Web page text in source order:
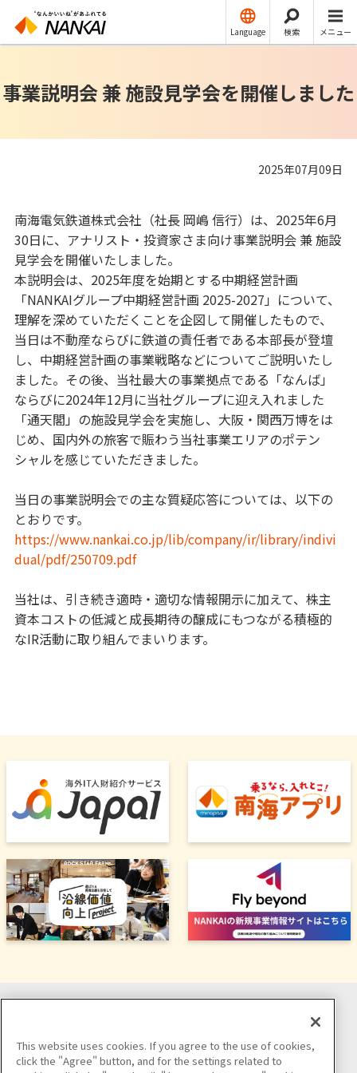
Language 検索 メニュー
IRニュース その他・お知らせ
事業説明会 兼 施設見学会を開催しました
2025年07月09日
南海電気鉄道株式会社（社長 岡嶋 信行）は、2025年6月
30日に、アナリスト・投資家さま向け事業説明会 兼 施設
見学会を開催いたしました。
本説明会は、2025年度を始期とする中期経営計画
「NANKAIグループ中期経営計画 2025-2027」について、
理解を深めていただくことを企図して開催したもので、
当日は不動産ならびに鉄道の責任者である本部長が登壇
し、中期経営計画の事業戦略などについてご説明いたし
ました。その後、当社最大の事業拠点である「なんば」
ならびに2024年12月に当社グループに迎え入れました
「通天閣」の施設見学会を実施し、大阪・関西万博をは
じめ、国内外の旅客で賑わう当社事業エリアのポテン
シャルを感じていただきました。
当日の事業説明会での主な質疑応答については、以下の
とおりです。
https://www.nankai.co.jp/lib/company/ir/library/indivi
dual/pdf/250709.pdf
当社は、引き続き適時・適切な情報開示に加えて、株主
資本コストの低減と成長期待の醸成にもつながる積極的
なIR活動に取り組んでまいります。
This website uses cookies. If you agree to the use of cookies,
click the "Agree" button, and for the settings related to